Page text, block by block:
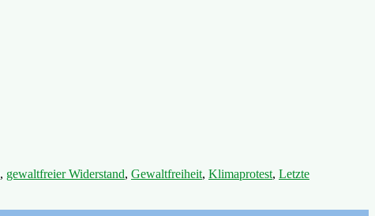
, gewaltfreier Widerstand, Gewaltfreiheit, Klimaprotest, Letzte